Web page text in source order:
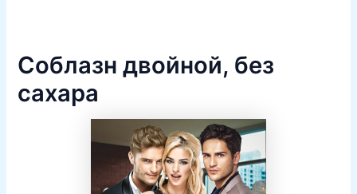
Соблазн двойной, без
сахара